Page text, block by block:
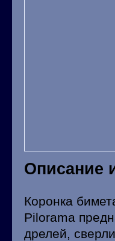
Описание
Коронка
Pilorama
дрелей,